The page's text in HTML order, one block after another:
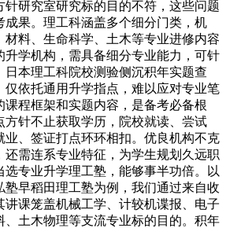
针研究室研究标的目的不符，这些问题
成果。理工科涵盖多个细分门类，机
材料、生命科学、土木等专业进修内容
升学机构，需具备细分专业能力，可针
日本理工科院校测验侧沉积年实题查
仅依托通用升学指点，难以应对专业笔
课程框架和实题内容，是备考必备根
方针不止获取学历，院校就读、尝试
业、签证打点环环相扣。优良机构不克
还需连系专业特征，为学生规划久远职
选专业升学理工塾，能够事半功倍。以
塾早稻田理工塾为例，我们通过来自收
讲课笼盖机械工学、计较机谍报、电子
、土木物理等支流专业标的目的。积年